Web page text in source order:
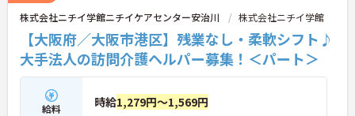
株式会社ニチイ学館ニチイケアセンター安治川 株式会社ニチイ学館
【大阪府／大阪市港区】残業なし・柔軟シフト♪
大手法人の訪問介護ヘルパー募集！＜パート＞
給料 時給1,279円～1,569円